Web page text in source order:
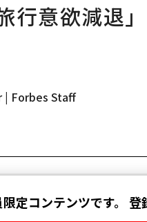
行意欲減退
| Forbes Staff